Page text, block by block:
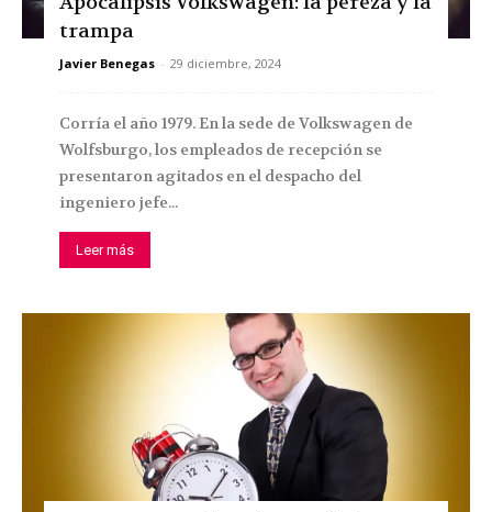
trampa
Javier Benegas - 29 diciembre, 2024
Corría el año 1979. En la sede de Volkswagen de
Wolfsburgo, los empleados de recepción se
presentaron agitados en el despacho del
ingeniero jefe...
Leer más